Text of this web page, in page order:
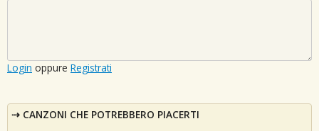
Login oppure Registrati
CANZONI CHE POTREBBERO PIACERTI